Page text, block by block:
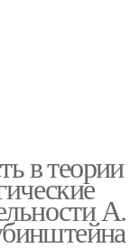
в теории
А.